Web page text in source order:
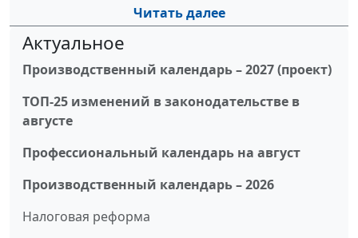
Читать далее
Актуальное
Производственный календарь – 2027 (проект)
ТОП-25 изменений в законодательстве в
августе
Профессиональный календарь на август
Производственный календарь – 2026
Налоговая реформа